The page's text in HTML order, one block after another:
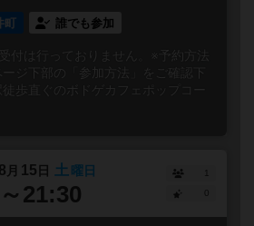
町 誰でも参加
付は行っておりません。※予約方法
ージ下部の「参加方法」をご確認下
歩直ぐのボドゲカフェポップコー
月 15 日 土 曜日
21:30
1